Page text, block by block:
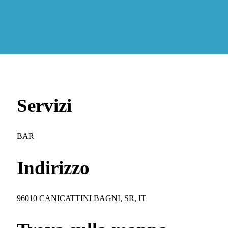
Servizi
BAR
Indirizzo
96010 CANICATTINI BAGNI, SR, IT